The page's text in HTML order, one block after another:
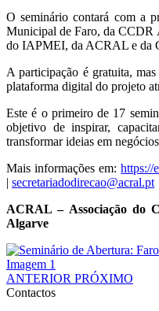
O seminário contará com a
Municipal de Faro, da CCDR
do IAPMEI, da ACRAL e da
A participação é gratuita,
plataforma digital do projeto
Este é o primeiro de 17
objetivo de inspirar,
transformar ideias em
Mais informações em:https://
|
ACRAL – Associação do
Algarve
ANTERIOR PRÓXIMO
Contactos